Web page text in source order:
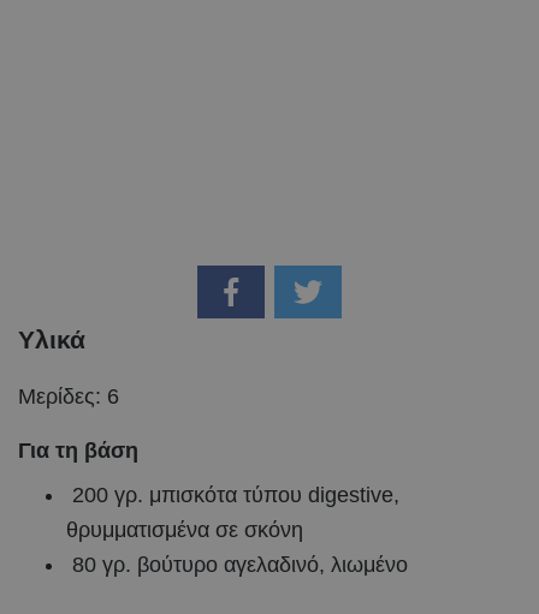
Υλικά
Μερίδες: 6
Για τη βάση
200 γρ. μπισκότα τύπου digestive,
θρυμματισμένα σε σκόνη
80 γρ. βούτυρο αγελαδινό, λιωμένο